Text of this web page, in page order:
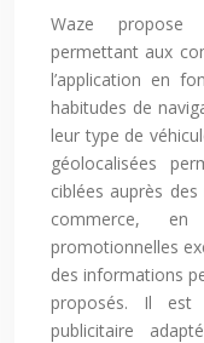
Waze propose
permettant aux
l’application en
habitudes de
leur type de
géolocalisées
ciblées auprès
commerce,
promotionnelles
des informations
proposés. Il
publicitaire